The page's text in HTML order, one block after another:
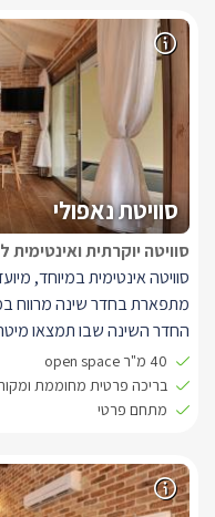
סוויטת נאפולי
סוויטה יוקרתית ואינטימית
סוויטה אינטימית במיוחד,
מתפארת בחדר שינה מרווח
החדר השינה שבו תמצאו
לכבלי YES ואנטרנט אלחוטי.
בנוסף, מטבח מאובזר, סלון
שחייה מפנקת ואינטימית ופינת
40 מ"ר open space
בריכה פרטית מחוממת
מתחם פרטי